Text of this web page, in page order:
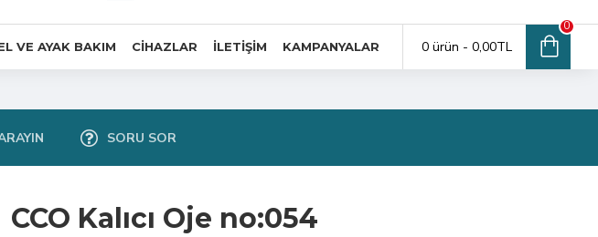
VE AYAK BAKIM CİHAZLAR İLETİŞİM KAMPANYALAR 0 ürün - 0,00TL
0
SORU SOR
CCO Kalıcı Oje no:054